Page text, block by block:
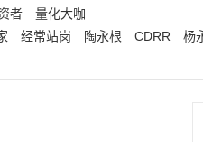
者
量化大咖
经常站岗 陶永根 CDRR 杨